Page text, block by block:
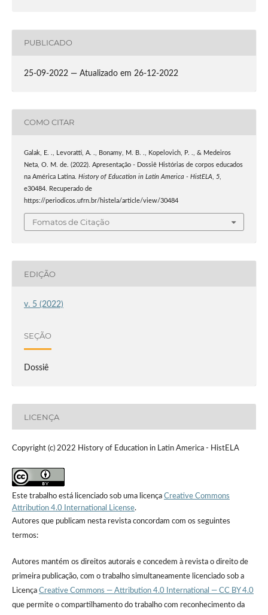
PUBLICADO
25-09-2022 — Atualizado em 26-12-2022
COMO CITAR
Galak, E. ., Levoratti, A. ., Bonamy, M. B. ., Kopelovich, P. ., & Medeiros
Neta, O. M. de. (2022). Apresentação - Dossiê Histórias de corpos educados
na América Latina. History of Education in Latin America - HistELA, 5,
e30484. Recuperado de
https://periodicos.ufrn.br/histela/article/view/30484
Fomatos de Citação
EDIÇÃO
v. 5 (2022)
SEÇÃO
Dossiê
LICENÇA
Copyright (c) 2022 History of Education in Latin America - HistELA
Este trabalho está licenciado sob uma licença Creative Commons
Attribution 4.0 International License.
Autores que publicam nesta revista concordam com os seguintes
termos:
Autores mantém os direitos autorais e concedem à revista o direito de
primeira publicação, com o trabalho simultaneamente licenciado sob a
Licença Creative Commons — Attribution 4.0 International — CC BY 4.0
que permite o compartilhamento do trabalho com reconhecimento da